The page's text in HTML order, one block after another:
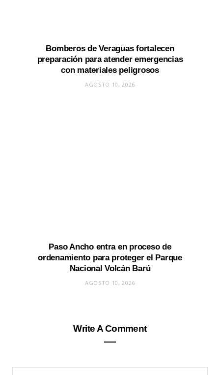
Bomberos de Veraguas fortalecen
preparación para atender emergencias
con materiales peligrosos
AGOSTO 10, 2026
Paso Ancho entra en proceso de
ordenamiento para proteger el Parque
Nacional Volcán Barú
AGOSTO 10, 2026
Write A Comment